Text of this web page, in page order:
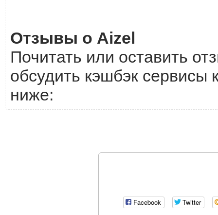
Отзывы о Aizel
Почитать или оставить
обсудить кэшбэк сервисы
ниже:
Facebook Twitter